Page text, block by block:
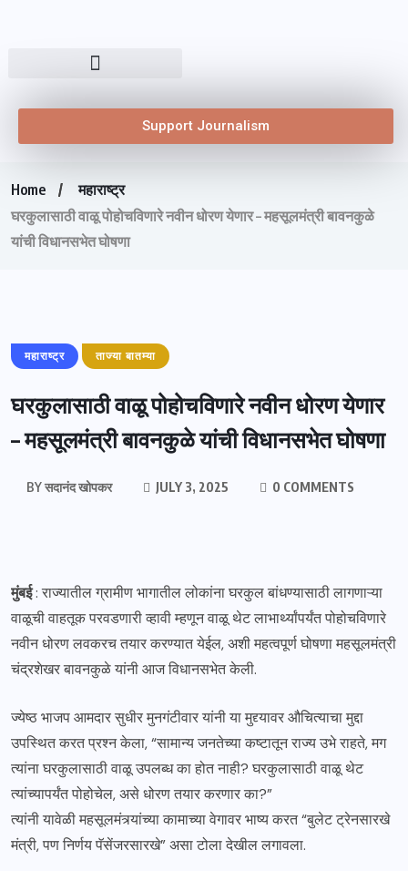
Support Journalism
Home
महाराष्ट्र
घरकुलासाठी वाळू पोहोचविणारे नवीन धोरण येणार – महसूलमंत्री बावनकुळे
यांची विधानसभेत घोषणा
महाराष्ट्र ताज्या बातम्या
घरकुलासाठी वाळू पोहोचविणारे नवीन धोरण येणार
– महसूलमंत्री बावनकुळे यांची विधानसभेत घोषणा
BYसदानंद खोपकर JULY 3, 2025 0 COMMENTS
मुंबई: राज्यातील ग्रामीण भागातील लोकांना घरकुल बांधण्यासाठी लागणाऱ्या
वाळूची वाहतूक परवडणारी व्हावी म्हणून वाळू थेट लाभार्थ्यांपर्यंत पोहोचविणारे
नवीन धोरण लवकरच तयार करण्यात येईल, अशी महत्वपूर्ण घोषणा महसूलमंत्री
चंद्रशेखर बावनकुळे यांनी आज विधानसभेत केली.
ज्येष्ठ भाजप आमदार सुधीर मुनगंटीवार यांनी या मुद्द्यावर औचित्याचा मुद्दा
उपस्थित करत प्रश्न केला, “सामान्य जनतेच्या कष्टातून राज्य उभे राहते, मग
त्यांना घरकुलासाठी वाळू उपलब्ध का होत नाही? घरकुलासाठी वाळू थेट
त्यांच्यापर्यंत पोहोचेल, असे धोरण तयार करणार का?”
त्यांनी यावेळी महसूलमंत्र्यांच्या कामाच्या वेगावर भाष्य करत “बुलेट ट्रेनसारखे
मंत्री, पण निर्णय पॅसेंजरसारखे” असा टोला देखील लगावला.